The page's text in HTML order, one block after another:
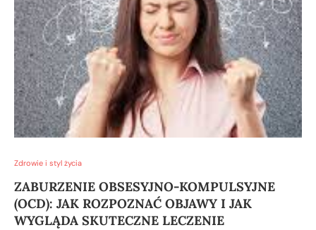
Zdrowie i styl życia
ZABURZENIE OBSESYJNO-KOMPULSYJNE
(OCD): JAK ROZPOZNAĆ OBJAWY I JAK
WYGLĄDA SKUTECZNE LECZENIE